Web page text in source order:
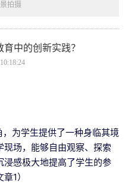
拍摄
中的创新实践？
为学生提供了一种身临其境
场，能够自由观察、探索
感极大地提高了学生的参
1）